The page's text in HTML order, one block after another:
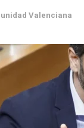
Valenciana